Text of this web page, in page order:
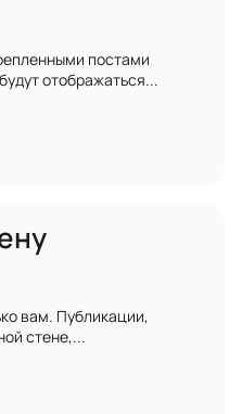
постами
отображаться...
вам. Публикации,
стене,...